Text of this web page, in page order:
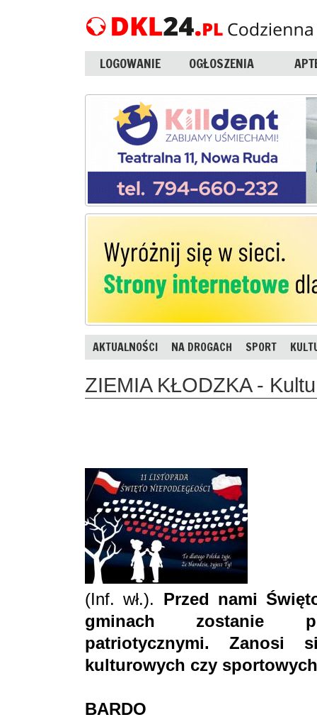
LOGOWANIE OGŁOSZENIA
AKTUALNOŚCI NA DROGACH SPORT
ZIEMIA KŁODZKA -
(Inf. wł.). Przed nami
gminach zostanie
patriotycznymi.
kulturowych czy
BARDO